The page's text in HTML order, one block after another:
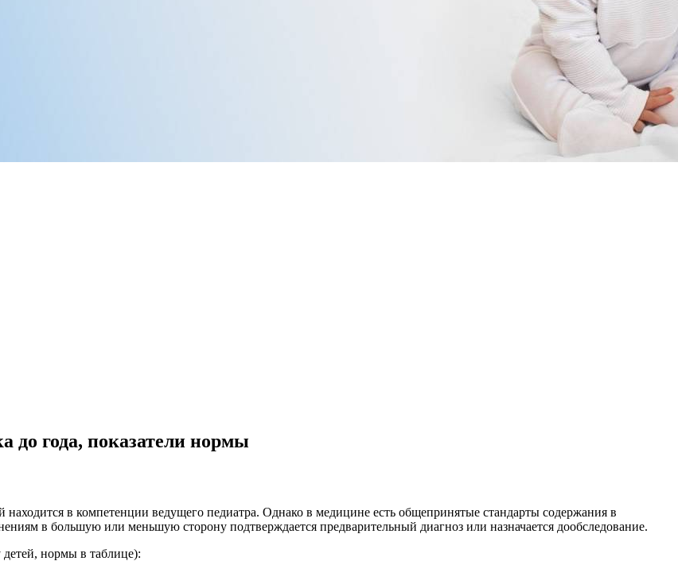
до года, показатели нормы
в компетенции ведущего педиатра. Однако в медицине есть общепринятые стандарты содержания в
в большую или меньшую сторону подтверждается предварительный диагноз или назначается дообследование.
нормы в таблице):